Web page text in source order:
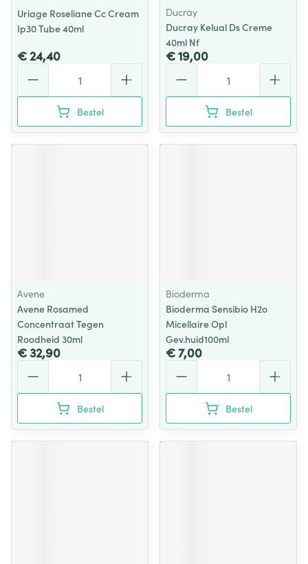
Uriage Roseliane Cc Cream
Ip30 Tube 40ml
€ 24,40
Bestel
Ducray
Ducray Kelual Ds Creme
40ml Nf
€ 19,00
Bestel
Avene
Avene Rosamed
Concentraat Tegen
Roodheid 30ml
€ 32,90
Bestel
Bioderma
Bioderma Sensibio H2o
Micellaire Opl
Gev.huid100ml
€ 7,00
Bestel